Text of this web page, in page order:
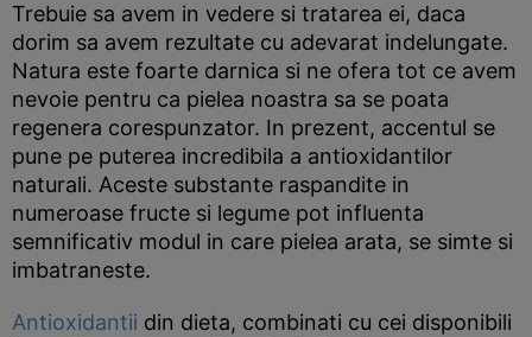
Trebuie sa avem in vedere si tratarea ei, daca
dorim sa avem rezultate cu adevarat indelungate.
Natura este foarte darnica si ne ofera tot ce avem
nevoie pentru ca pielea noastra sa se poata
regenera corespunzator. In prezent, accentul se
pune pe puterea incredibila a antioxidantilor
naturali. Aceste substante raspandite in
numeroase fructe si legume pot influenta
semnificativ modul in care pielea arata, se simte si
imbatraneste.
Antioxidantii din dieta, combinati cu cei disponibili